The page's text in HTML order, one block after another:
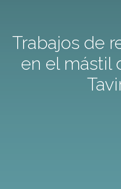
Trabajos de
en el mástil